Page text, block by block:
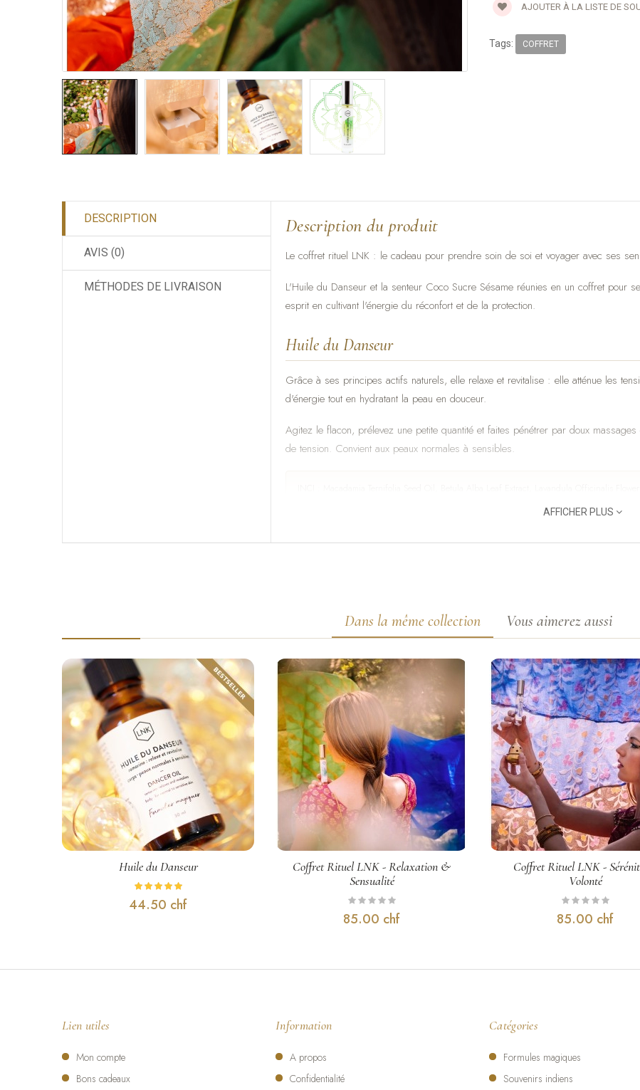
AJOUTER À LA LISTE DE
Tags: COFFRET
DESCRIPTION
AVIS (0)
MÉTHODES DE LIVRAISON
Description du produit
Le coffret rituel LNK : le cadeau pour prendre soin de soi et voyager avec ses
L'Huile du Danseur et la senteur Coco Sucre Sésame réunies en un coffret pour
esprit en cultivant l'énergie du réconfort et de la protection.
Huile du Danseur
Grâce à ses principes actifs naturels, elle relaxe et revitalise : elle atténue les
d'énergie tout en hydratant la peau en douceur.
Agitez le flacon, prélevez une petite quantité et faites pénétrer par doux
de tension. Convient aux peaux normales à sensibles.
Urens Flower Extract, Aqua (Rock Water Bach D1), Linalool, Limonene, Geraniol.
La senteur de coco mêlée au sucre et au sésame apporte un sentiment de
de ce moment gourmand tout en douceur. Je me sens entourée, enveloppée et
Eau de toilette mixte, à utiliser seule ou combinée selon vos envies avec toute la
enfants.
INCI : Alcohol Denat., Parfum (Fragrance), Aqua (Water), Benzyl Salicylate, Coumarin,
Coffret rituel LNK · Réconfort & Protection · Huile : Fabrication Suisse Premium
AFFICHER PLUS
Dans la même collection Vous aimerez aussi
Huile du Danseur
44.50 chf
Coffret Rituel LNK - Relaxation &
Sensualité
85.00 chf
Coffret Rituel LNK -
Volonté
85.00 chf
Lien utiles
Mon compte
Bons cadeaux
Information
A propos
Confidentialité
Catégories
Formules magiques
Souvenirs indiens